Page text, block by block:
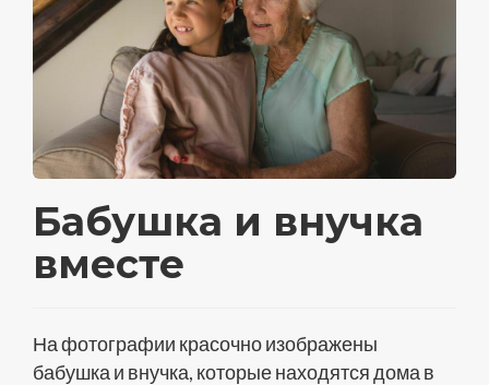
Бабушка и внучка
вместе
На фотографии красочно изображены
бабушка и внучка, которые находятся дома в